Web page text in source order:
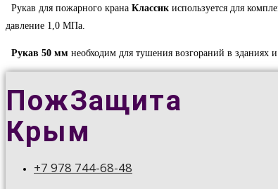
Рукав для пожарного крана Классик используется для
давление 1,0 МПа.
Рукав 50 мм необходим для тушения возгораний в
ПожЗащита
Крым
+7 978 744-68-48